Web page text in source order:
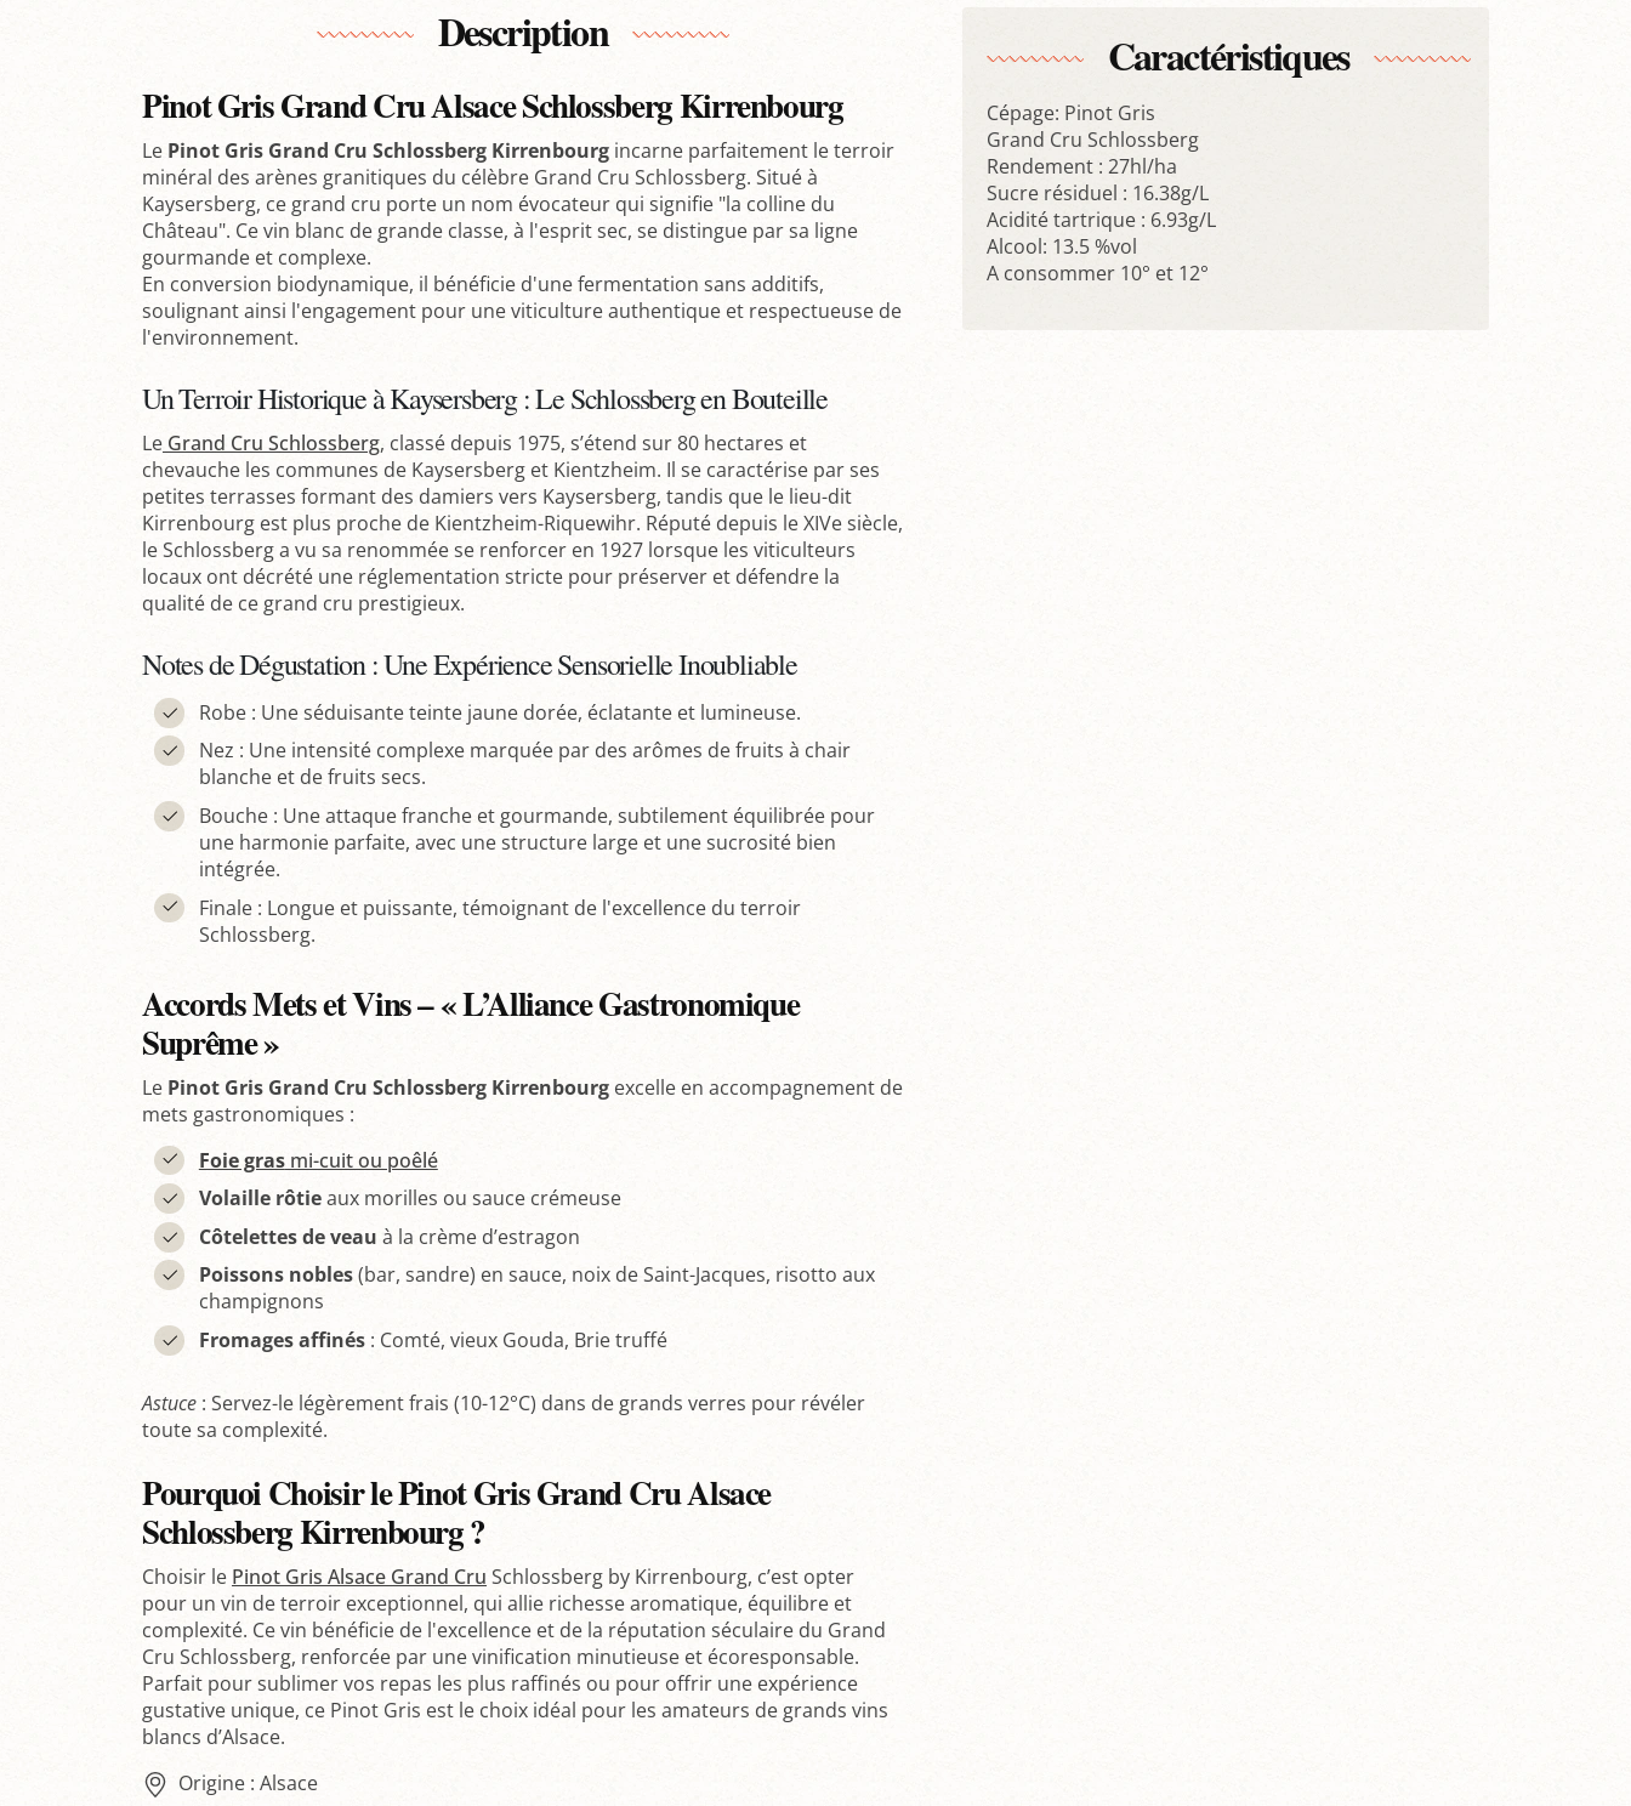
Description
Pinot Gris Grand Cru Alsace Schlossberg Kirrenbourg
Le Pinot Gris Grand Cru Schlossberg Kirrenbourg incarne parfaitement le terroir
minéral des arènes granitiques du célèbre Grand Cru Schlossberg. Situé à
Kaysersberg, ce grand cru porte un nom évocateur qui signifie "la colline du
Château". Ce vin blanc de grande classe, à l'esprit sec, se distingue par sa ligne
gourmande et complexe.
En conversion biodynamique, il bénéficie d'une fermentation sans additifs,
soulignant ainsi l'engagement pour une viticulture authentique et respectueuse de
l'environnement.
Un Terroir Historique à Kaysersberg : Le Schlossberg en Bouteille
Le Grand Cru Schlossberg, classé depuis 1975, s’étend sur 80 hectares et
chevauche les communes de Kaysersberg et Kientzheim. Il se caractérise par ses
petites terrasses formant des damiers vers Kaysersberg, tandis que le lieu-dit
Kirrenbourg est plus proche de Kientzheim-Riquewihr. Réputé depuis le XIVe siècle,
le Schlossberg a vu sa renommée se renforcer en 1927 lorsque les viticulteurs
locaux ont décrété une réglementation stricte pour préserver et défendre la
qualité de ce grand cru prestigieux.
Notes de Dégustation : Une Expérience Sensorielle Inoubliable
Robe : Une séduisante teinte jaune dorée, éclatante et lumineuse.
Nez : Une intensité complexe marquée par des arômes de fruits à chair
blanche et de fruits secs.
Bouche : Une attaque franche et gourmande, subtilement équilibrée pour
une harmonie parfaite, avec une structure large et une sucrosité bien
intégrée.
Finale : Longue et puissante, témoignant de l'excellence du terroir
Schlossberg.
Accords Mets et Vins – « L’Alliance Gastronomique
Suprême »
Le Pinot Gris Grand Cru Schlossberg Kirrenbourg excelle en accompagnement de
mets gastronomiques :
Foie grasmi-cuit ou poêlé
Volaille rôtieaux morilles ou sauce crémeuse
Côtelettes de veau à la crème d’estragon
Poissons nobles(bar, sandre) en sauce, noix de Saint-Jacques, risotto aux
champignons
Fromages affinés: Comté, vieux Gouda, Brie truffé
Astuce : Servez-le légèrement frais (10-12°C) dans de grands verres pour révéler
toute sa complexité.
Pourquoi Choisir le Pinot Gris Grand Cru Alsace
Schlossberg Kirrenbourg ?
Choisir le Pinot Gris Alsace Grand Cru Schlossberg by Kirrenbourg, c’est opter
pour un vin de terroir exceptionnel, qui allie richesse aromatique, équilibre et
complexité. Ce vin bénéficie de l'excellence et de la réputation séculaire du Grand
Cru Schlossberg, renforcée par une vinification minutieuse et écoresponsable.
Parfait pour sublimer vos repas les plus raffinés ou pour offrir une expérience
gustative unique, ce Pinot Gris est le choix idéal pour les amateurs de grands vins
blancs d’Alsace.
Origine : Alsace
Caractéristiques
Cépage: Pinot Gris
Grand Cru Schlossberg
Rendement : 27hl/ha
Sucre résiduel : 16.38g/L
Acidité tartrique : 6.93g/L
Alcool: 13.5 %vol
A consommer 10° et 12°